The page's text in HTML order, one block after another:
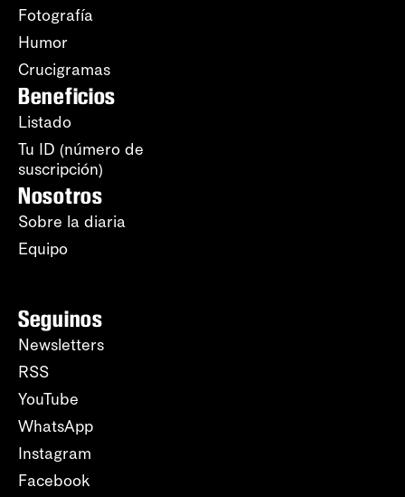
Fotografía
Humor
Crucigramas
Beneficios
Listado
Tu ID (número de
suscripción)
Nosotros
Sobre la diaria
Equipo
Seguinos
Newsletters
RSS
YouTube
WhatsApp
Instagram
Facebook